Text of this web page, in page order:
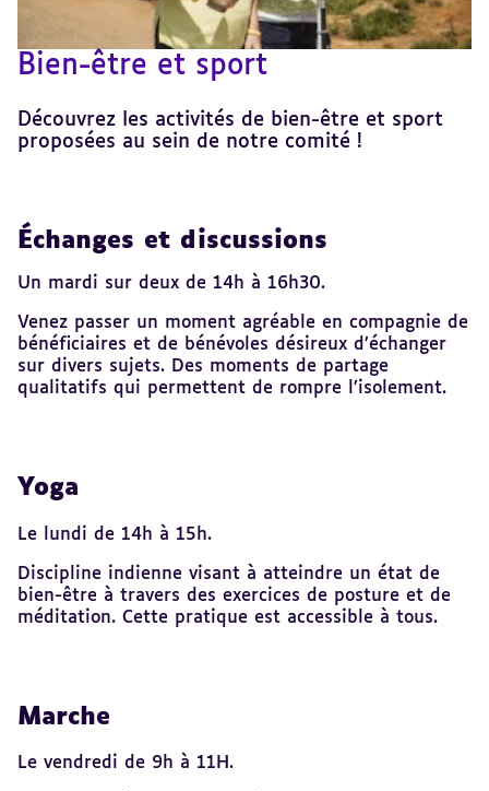
Bien-être et sport
Découvrez les activités de bien-être et sport
proposées au sein de notre comité !
Échanges et discussions
Un mardi sur deux de 14h à 16h30.
Venez passer un moment agréable en compagnie de
bénéficiaires et de bénévoles désireux d’échanger
sur divers sujets. Des moments de partage
qualitatifs qui permettent de rompre l’isolement.
Yoga
Le lundi de 14h à 15h.
Discipline indienne visant à atteindre un état de
bien-être à travers des exercices de posture et de
méditation. Cette pratique est accessible à tous.
Marche
Le vendredi de 9h à 11H.
Revenir
sommaire